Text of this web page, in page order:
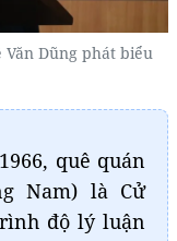
Văn Dũng phát biểu
quê quán
Nam) là Cử
độ lý luận